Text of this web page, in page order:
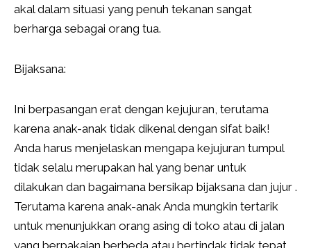
akal dalam situasi yang penuh tekanan sangat
berharga sebagai orang tua.
Bijaksana:
Ini berpasangan erat dengan kejujuran, terutama
karena anak-anak tidak dikenal dengan sifat baik!
Anda harus menjelaskan mengapa kejujuran tumpul
tidak selalu merupakan hal yang benar untuk
dilakukan dan bagaimana bersikap bijaksana dan jujur .
Terutama karena anak-anak Anda mungkin tertarik
untuk menunjukkan orang asing di toko atau di jalan